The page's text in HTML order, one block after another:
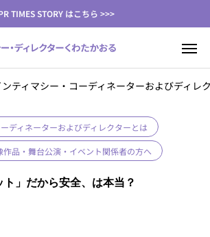
TIMES STORY はこちら >>>
ンティマシー・コーディネーターおよびディレ
ディネーターおよびディレクターとは
作品・舞台公演・イベント関係者の方へ
ト」だから安全、は本当？